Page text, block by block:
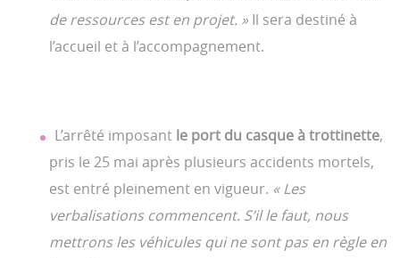
de ressources est en projet. »Il sera destiné à
l’accueil et à l’accompagnement.
L’arrêté imposant le port du casque à trottinette,
pris le 25 mai après plusieurs accidents mortels,
est entré pleinement en vigueur. « Les
verbalisations commencent. S’il le faut, nous
mettrons les véhicules qui ne sont pas en règle en